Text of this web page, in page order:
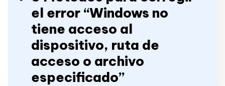
el error “Windows no
tiene acceso al
dispositivo, ruta de
acceso o archivo
especificado”